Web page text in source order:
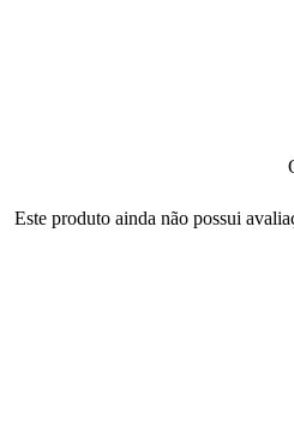
Este produto ainda não possui